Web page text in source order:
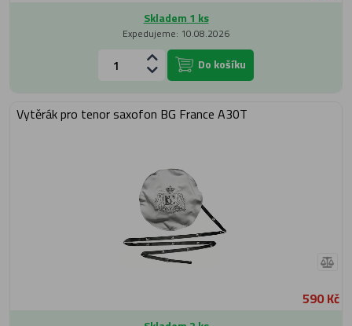
Skladem 1 ks
Expedujeme: 10.08.2026
Do košíku
Vytěrák pro tenor saxofon BG France A30T
590 Kč